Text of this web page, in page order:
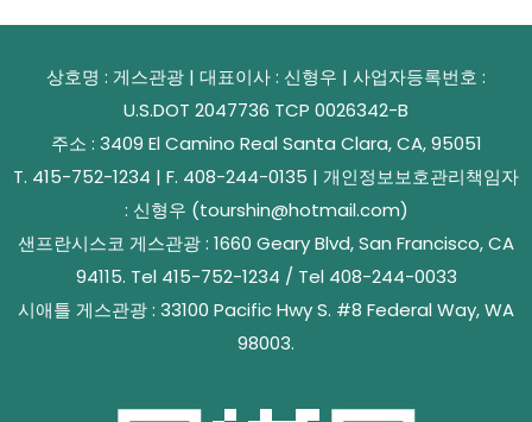
상호명 : 게스관광 | 대표이사 : 신형우 | 사업자등록번호 :
U.S.DOT 2047736 TCP 0026342-B
주소 : 3409 El Camino Real Santa Clara, CA, 95051
T. 415-752-1234 | F. 408-244-0135 | 개인정보보호관리책임자
: 신형우 (tourshin@hotmail.com)
샌프란시스코 게스관광 : 1660 Geary Blvd, San Francisco, CA
94115. Tel 415-752-1234 / Tel 408-244-0033
시애틀 게스관광 : 33100 Pacific Hwy S. #8 Federal Way, WA
98003.